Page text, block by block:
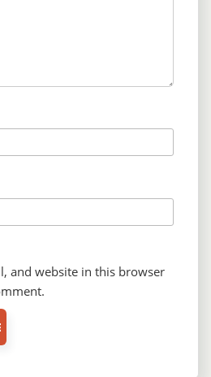
and website in this browser